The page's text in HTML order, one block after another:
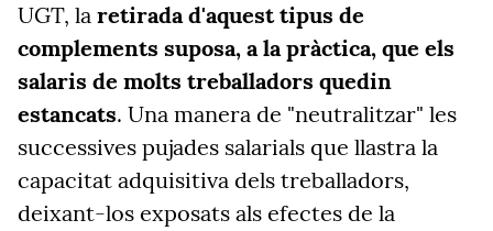
UGT, la retirada d'aquest tipus de
complements suposa, a la pràctica, que els
salaris de molts treballadors quedin
estancats. Una manera de "neutralitzar" les
successives pujades salarials que llastra la
capacitat adquisitiva dels treballadors,
deixant-los exposats als efectes de la